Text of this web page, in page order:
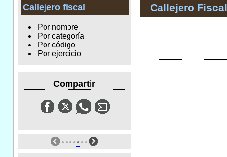
Callejero fiscal
Por nombre
Por categoría
Por código
Por ejercicio
Compartir
Callejero Fiscal